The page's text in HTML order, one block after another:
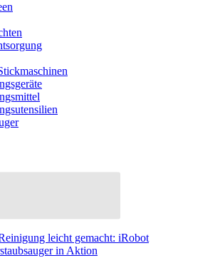
leicht gemacht: iRobot
in Aktion